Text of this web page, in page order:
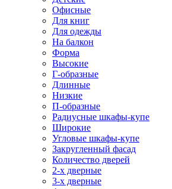
Офисные
Для книг
Для одежды
На балкон
Форма
Высокие
Г-образные
Длинные
Низкие
П-образные
Радиусные шкафы-купе
Широкие
Угловые шкафы-купе
Закругленный фасад
Количество дверей
2-х дверные
3-х дверные